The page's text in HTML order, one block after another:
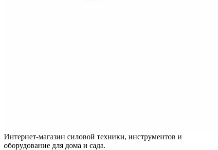
Интернет-магазин силовой техники, инструментов и
оборудование для дома и сада.